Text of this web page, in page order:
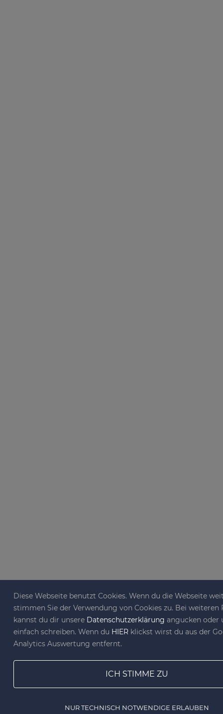
Diese Webseite benutzt Cookies. Wenn du die Webseite
stimmen Sie der Verwendung von Cookies zu. Bei weiteren
kannst du dir unsere Datenschutzerklärung angucken oder
einfach schreiben. Wenn du HIER klickst wirst du aus der
Analytics Auswertung entfernt.
ICH STIMME ZU
NUR TECHNISCH NOTWENDIGE ERLAUBEN